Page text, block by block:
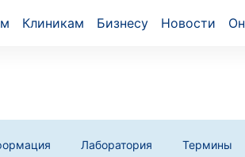
Клиникам Бизнесу Новости
Лаборатория Термины